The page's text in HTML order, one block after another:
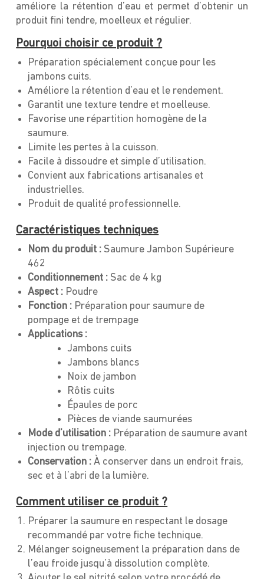
améliore la rétention d’eau et permet d’obtenir un
produit fini tendre, moelleux et régulier.
Pourquoi choisir ce produit ?
Préparation spécialement conçue pour les
jambons cuits.
Améliore la rétention d’eau et le rendement.
Garantit une texture tendre et moelleuse.
Favorise une répartition homogène de la
saumure.
Limite les pertes à la cuisson.
Facile à dissoudre et simple d’utilisation.
Convient aux fabrications artisanales et
industrielles.
Produit de qualité professionnelle.
Caractéristiques techniques
Nom du produit : Saumure Jambon Supérieure
462
Conditionnement : Sac de 4 kg
Aspect : Poudre
Fonction : Préparation pour saumure de
pompage et de trempage
Applications :
Jambons cuits
Jambons blancs
Noix de jambon
Rôtis cuits
Épaules de porc
Pièces de viande saumurées
Mode d’utilisation : Préparation de saumure avant
injection ou trempage.
Conservation : À conserver dans un endroit frais,
sec et à l’abri de la lumière.
Comment utiliser ce produit ?
Préparer la saumure en respectant le dosage
recommandé par votre fiche technique.
Mélanger soigneusement la préparation dans de
l’eau froide jusqu’à dissolution complète.